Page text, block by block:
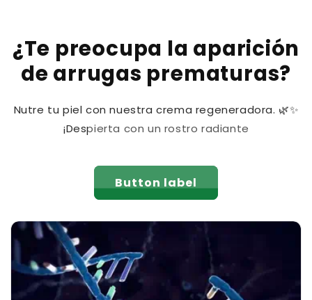
¿Te preocupa la aparición
de arrugas prematuras?
Nutre tu piel con nuestra crema regeneradora. 🌿✨
¡Despierta con un rostro radiante
Button label